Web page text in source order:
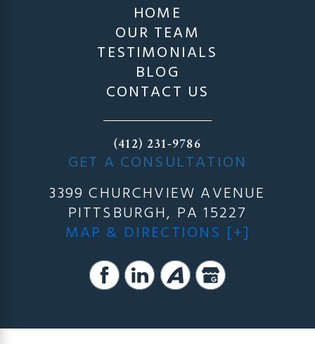
HOME
OUR TEAM
TESTIMONIALS
BLOG
CONTACT US
(412) 231-9786
GET A CONSULTATION
3399 CHURCHVIEW AVENUE
PITTSBURGH, PA 15227
MAP & DIRECTIONS [+]